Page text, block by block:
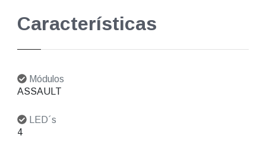
Características
Módulos
ASSAULT
LED´s
4